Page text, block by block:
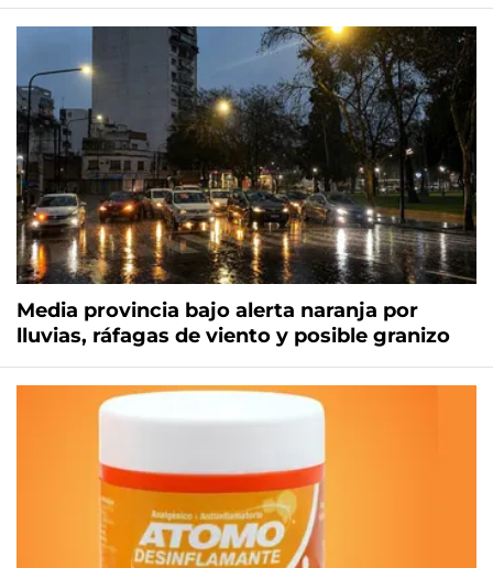
Media provincia bajo alerta naranja por
lluvias, ráfagas de viento y posible granizo